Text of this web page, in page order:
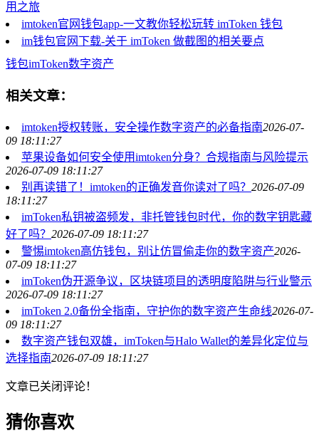
用之旅
imtoken官网钱包app-一文教你轻松玩转 imToken 钱包
im钱包官网下载-关于 imToken 做截图的相关要点
钱包imToken数字资产
相关文章：
imtoken授权转账，安全操作数字资产的必备指南2026-07-
09 18:11:27
苹果设备如何安全使用imtoken分身？合规指南与风险提示
2026-07-09 18:11:27
别再读错了！imtoken的正确发音你读对了吗？ 2026-07-09
18:11:27
imToken私钥被盗频发，非托管钱包时代，你的数字钥匙藏
好了吗？ 2026-07-09 18:11:27
警惕imtoken高仿钱包，别让仿冒偷走你的数字资产2026-
07-09 18:11:27
imToken伪开源争议，区块链项目的透明度陷阱与行业警示
2026-07-09 18:11:27
imToken 2.0备份全指南，守护你的数字资产生命线2026-07-
09 18:11:27
数字资产钱包双雄，imToken与Halo Wallet的差异化定位与
选择指南2026-07-09 18:11:27
文章已关闭评论！
猜你喜欢